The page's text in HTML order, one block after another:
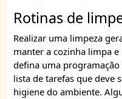
Rotinas de
Realizar uma limpeza
manter a cozinha limpa
defina uma programação
lista de tarefas que deve
higiene do ambiente.